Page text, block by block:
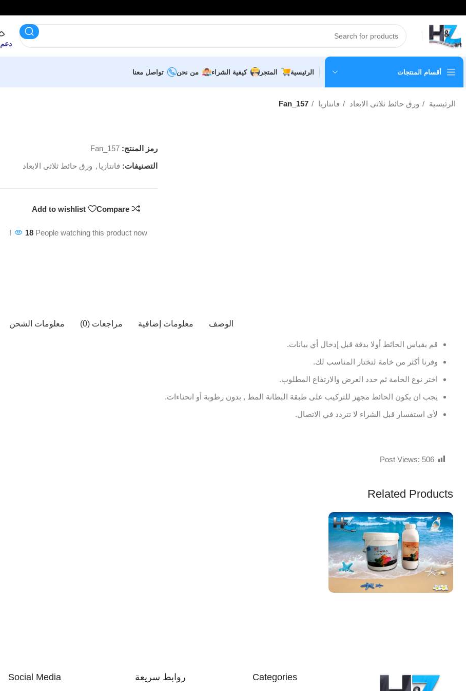
دعم 24/16
أقسام المنتجات الرئيسية المتجر كيفية الشراء من نحن تواصل معنا
الرئيسية ورق حائط ثلاثى الابعاد فانتازيا Fan_157
رمز المنتج: Fan_157
التصنيفات: فانتازيا , ورق حائط ثلاثى الابعاد
Compare
Add to wishlist
18 People watching this product now!
الوصف معلومات إضافية مراجعات (0) معلومات الشحن
قم بقياس الحائط أولا بدقة قبل إدخال أي بيانات.
وفرنا أكثر من خامة لتختار المناسب لك.
اختر نوع الخامة ثم حدد العرض والارتفاع المطلوب.
يجب ان يكون الحائط مجهز للتركيب على طبقة البطانة المط , بدون رطوبة أو انحناءات.
لأى استفسار قبل الشراء لا تتردد في الاتصال.
Post Views: 506
Related Products
Categories روابط سريعة Social Media